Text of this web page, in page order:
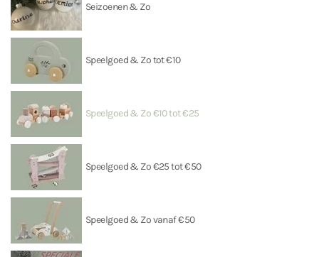
Seizoenen & Zo
Speelgoed & Zo tot €10
Speelgoed & Zo €10 tot €25
Speelgoed & Zo €25 tot €50
Speelgoed & Zo vanaf €50